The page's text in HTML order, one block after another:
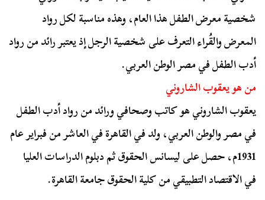
شخصية معرض الطفل هذا العام، وهذه مناسبة لكل رواد
المعرض والقُراء التعرف على شخصية الرجل إذ يعتبر رائد من رواد
أدب الطفل في مصر الوطن العربي.
من هو يعقوب الشاروني
يعقوب الشاروني هو كاتب وصحافي ورائد من رواد أدب الطفل
في مصر والوطن العربي، ولد في القاهرة في العاشر من فبراير عام
1931م، حصل على ليسانس الحقوق ثم دبلوم الدراسات العليا
في الاقتصاد التطبيقي من كلية الحقوق جامعة القاهرة.